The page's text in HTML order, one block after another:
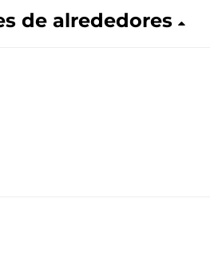
de alrededores